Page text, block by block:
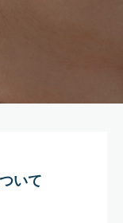
いて